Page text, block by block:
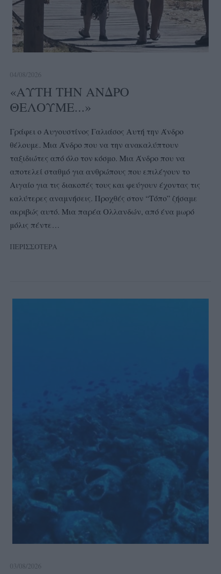
04/08/2026
«ΑΥΤΗ ΤΗΝ ΑΝΔΡΟ
ΘΕΛΟΥΜΕ...»
Γράφει ο Αυγουστίνος Γαλιάσος Αυτή την Άνδρο
θέλουμε. Μια Άνδρο που να την ανακαλύπτουν
ταξιδιώτες από όλο τον κόσμο. Μια Άνδρο που να
αποτελεί σταθμό για ανθρώπους που επιλέγουν το
Αιγαίο για τις διακοπές τους και φεύγουν έχοντας τις
καλύτερες αναμνήσεις. Προχθές στον “Τόπο” ζήσαμε
ακριβώς αυτό. Μια παρέα Ολλανδών, από ένα μωρό
μόλις πέντε…
ΠΕΡΙΣΣΟΤΕΡΑ
03/08/2026